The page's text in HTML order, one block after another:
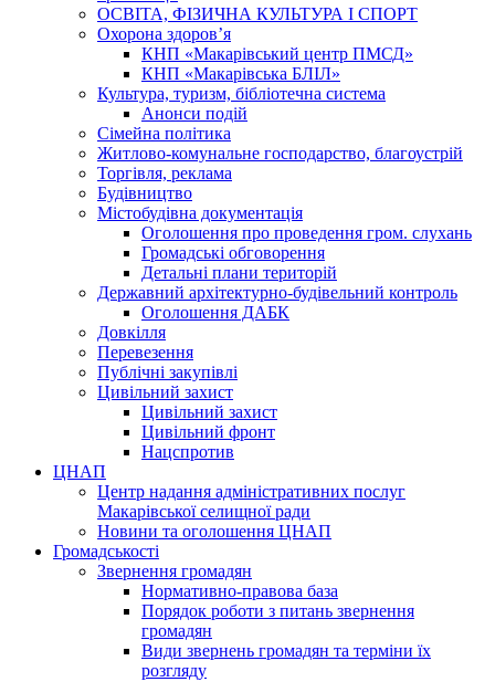
ОСВІТА, ФІЗИЧНА КУЛЬТУРА І СПОРТ
Охорона здоров’я
КНП «Макарівський центр ПМСД»
КНП «Макарівська БЛІЛ»
Культура, туризм, бібліотечна система
Анонси подій
Сімейна політика
Житлово-комунальне господарство, благоустрій
Торгівля, реклама
Будівництво
Містобудівна документація
Оголошення про проведення гром. слухань
Громадські обговорення
Детальні плани територій
Державний архітектурно-будівельний контроль
Оголошення ДАБК
Довкілля
Перевезення
Публічні закупівлі
Цивільний захист
Цивільний захист
Цивільний фронт
Нацспротив
ЦНАП
Центр надання адміністративних послуг
Макарівської селищної ради
Новини та оголошення ЦНАП
Громадськості
Звернення громадян
Нормативно-правова база
Порядок роботи з питань звернення
громадян
Види звернень громадян та терміни їх
розгляду